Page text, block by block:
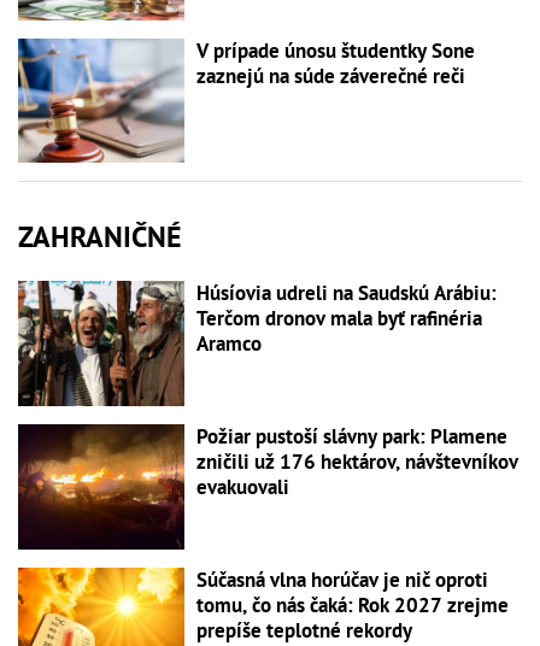
V prípade únosu študentky Sone
zaznejú na súde záverečné reči
ZAHRANIČNÉ
Húsíovia udreli na Saudskú Arábiu:
Terčom dronov mala byť rafinéria
Aramco
Požiar pustoší slávny park: Plamene
zničili už 176 hektárov, návštevníkov
evakuovali
Súčasná vlna horúčav je nič oproti
tomu, čo nás čaká: Rok 2027 zrejme
prepíše teplotné rekordy